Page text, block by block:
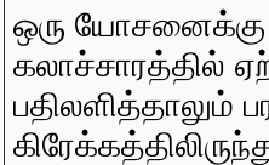
ஒரு யோசனைக்கு
கலாச்சாரத்தில்
பதிலளித்தாலும்